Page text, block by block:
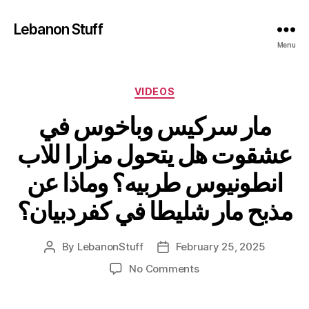
Lebanon Stuff
Menu
Categories
VIDEOS
مار سركيس وباخوس في
عشقوت هل يتحول مزارا للاب
انطونيوس طربيه؟ وماذا عن
مذبح مار شليطا في كفردبيان؟
Post
By LebanonStuff
PostFebruary 25, 2025
No Commentson